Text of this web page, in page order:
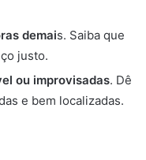
demais. Saiba que
justo.
ou improvisadas. Dê
e bem localizadas.